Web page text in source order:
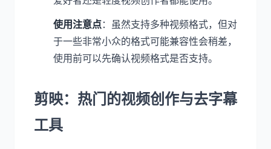
使用注意点：虽然支持多种视频格式，但对
于一些非常小众的格式可能兼容性会稍差，
使用前可以先确认视频格式是否支持。
剪映：热门的视频创作与去字幕
工具